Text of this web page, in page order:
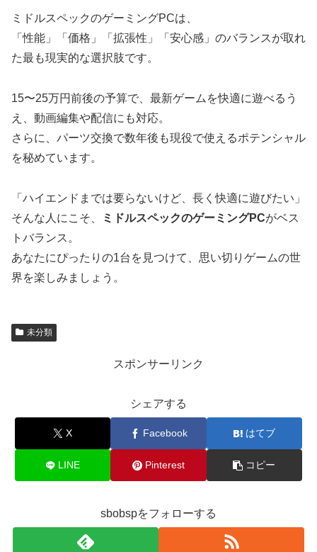
ミドルスペックのゲーミングPCは、
「性能」「価格」「拡張性」「安心感」のバランスが取れ
た最も現実的な選択肢です。
15〜25万円前後の予算で、最新ゲームを快適に遊べるう
え、動画編集や配信にも対応。
さらに、パーツ交換で数年後も現役で使えるポテンシャル
を秘めています。
「ハイエンドまでは要らないけど、長く快適に遊びたい」
そんな人にこそ、
ミドルスペックのゲーミングPCがベス
トバランス。
あなたにぴったりの1台を見つけて、思い切りゲームの世
界を楽しみましょう。
未分類
スポンサーリンク
シェアする
X Facebook はてブ
LINE Pinterest コピー
sbobspをフォローする